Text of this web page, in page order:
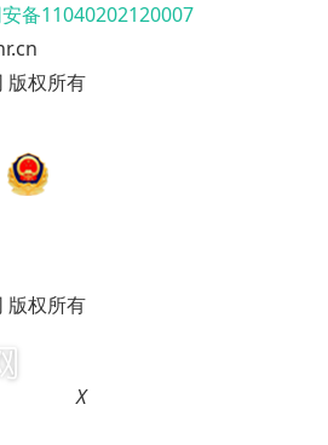
备11040202120007
版权所有
版权所有
X